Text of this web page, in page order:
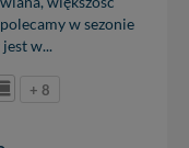
w sezonie
w...
+ 8